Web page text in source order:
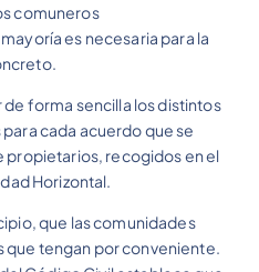
comuneros
es necesaria para la
de forma sencilla los distintos
cada acuerdo que se
propietarios, recogidos en el
Horizontal.
que las comunidades
tengan por conveniente.